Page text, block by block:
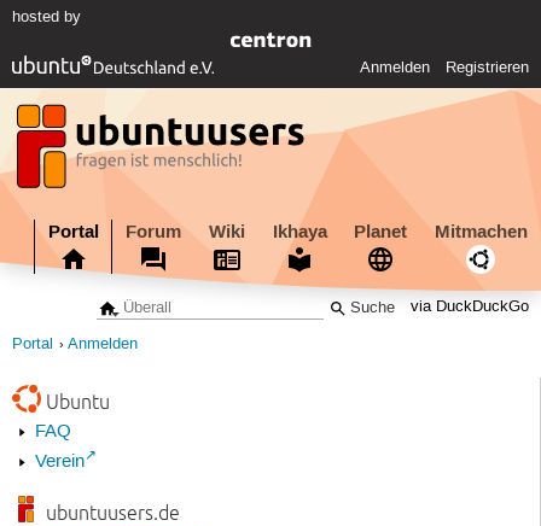
hosted by
Anmelden Registrieren
Portal Forum Wiki Ikhaya Planet Mitmachen
via DuckDuckGo
Portal Anmelden
Ubuntu
FAQ
Verein
ubuntuusers.de